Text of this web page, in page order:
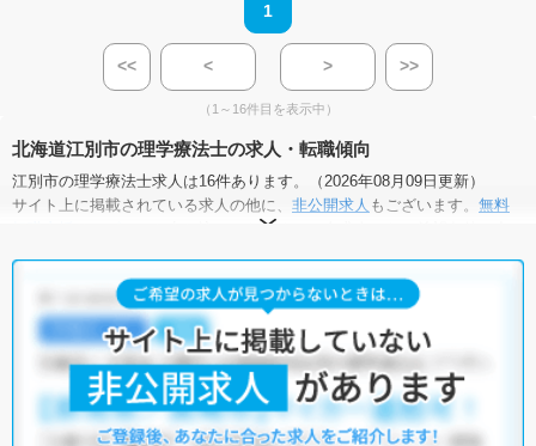
1
<< < > >>
（1～16件目を表示中）
北海道江別市の理学療法士の求人・転職傾向
江別市の理学療法士求人は16件あります。（2026年08月09日更新）
サイト上に掲載されている求人の他に、 非公開求人 もございます。 無料
にお申し込みいただくと、全求人からご希望条件に合
江別市の理学療法士求人では以下のような条件が人気です。
土日祝休・積極採用中・ 新卒OK ・ 正社員(正職員)
クリニック・介護福祉施設・訪問リハビリ(在宅医療)
他の条件でも人気の求人がございますので、「こだわり条件」から検索
いただくか、お気軽にお問い合わせください。